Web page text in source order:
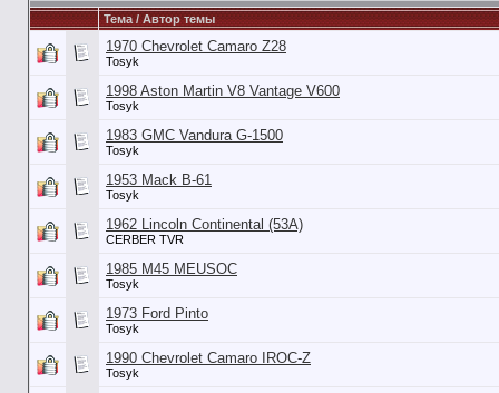
Тема / Автор темы
1970 Chevrolet Camaro Z28
Tosyk
1998 Aston Martin V8 Vantage V600
Tosyk
1983 GMC Vandura G-1500
Tosyk
1953 Mack B-61
Tosyk
1962 Lincoln Continental (53А)
CERBER TVR
1985 M45 MEUSOC
Tosyk
1973 Ford Pinto
Tosyk
1990 Chevrolet Camaro IROC-Z
Tosyk